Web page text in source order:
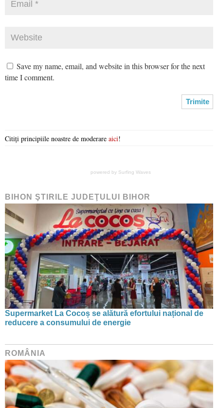
Save my name, email, and website in this browser for the next
time I comment.
Citiți principiile noastre de moderare aici!
powered by Surfing Waves
BIHON ŞTIRILE JUDEŢULUI BIHOR
Supermarket La Cocoș se alătură efortului național de
reducere a consumului de energie
ROMÂNIA